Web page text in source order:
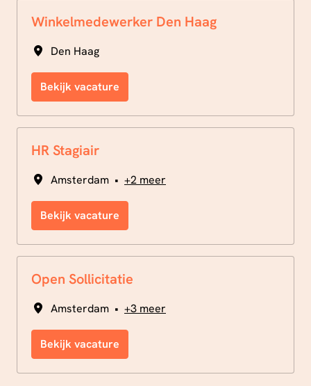
Winkelmedewerker Den Haag
Den Haag
Bekijk vacature
HR Stagiair
Amsterdam • +2 meer
Bekijk vacature
Open Sollicitatie
Amsterdam • +3 meer
Bekijk vacature